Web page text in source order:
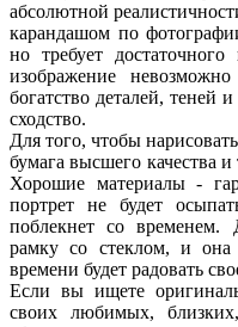
абсолютной
карандашом по
но требует
изображение
богатство деталей, теней
сходство.
Для того, чтобы
бумага высшего качества
Хорошие материалы -
портрет не будет
поблекнет со временем.
рамку со стеклом, и она
времени будет радовать
Если вы ищете
своих любимых,